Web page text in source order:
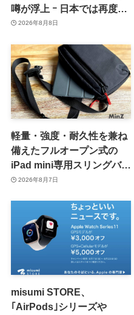
噂が浮上 ｰ 日本では再度値
上げの可能性も?!
2026年8月8日
軽量・強度・耐久性を兼ね
備えたフルオープン式の
iPad mini専用スリングバッ
グ「MinZ SLING mini for
2026年8月7日
misumi STORE、
｢AirPods｣シリーズや